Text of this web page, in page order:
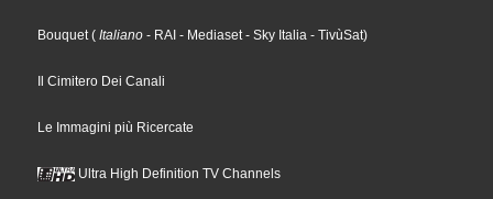
Bouquet( Italiano - RAI - Mediaset- Sky Italia - TivùSat)
Il Cimitero Dei Canali
Le Immagini più Ricercate
Ultra High Definition TV Channels